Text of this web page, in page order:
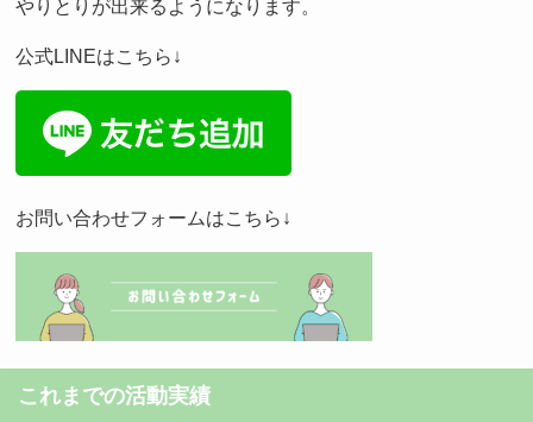
やりとりが出来るようになります。
公式LINEはこちら↓
お問い合わせフォームはこちら↓
これまでの活動実績